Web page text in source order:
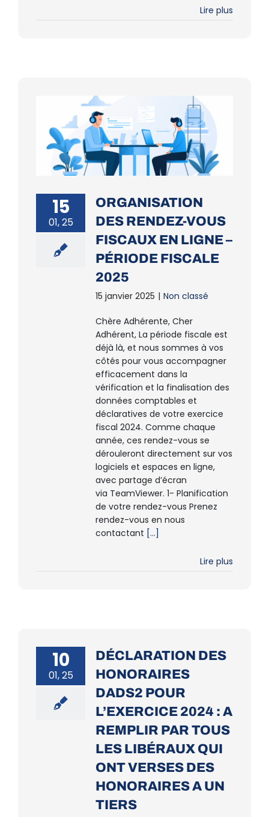
Lire plus
15
01, 25
ORGANISATION
DES RENDEZ-VOUS
FISCAUX EN LIGNE –
PÉRIODE FISCALE
2025
15 janvier 2025 | Non classé
Chère Adhérente, Cher
Adhérent, La période fiscale est
déjà là, et nous sommes à vos
côtés pour vous accompagner
efficacement dans la
vérification et la finalisation des
données comptables et
déclaratives de votre exercice
fiscal 2024. Comme chaque
année, ces rendez-vous se
dérouleront directement sur vos
logiciels et espaces en ligne,
avec partage d’écran
via TeamViewer. 1- Planification
de votre rendez-vous Prenez
rendez-vous en nous
contactant [...]
Lire plus
10
01, 25
DÉCLARATION DES
HONORAIRES
DADS2 POUR
L’EXERCICE 2024 : A
REMPLIR PAR TOUS
LES LIBÉRAUX QUI
ONT VERSES DES
HONORAIRES A UN
TIERS